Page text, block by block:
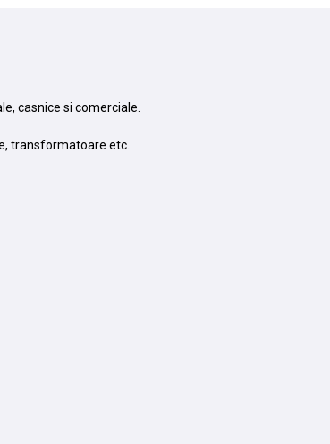
casnice si comerciale.
transformatoare etc.